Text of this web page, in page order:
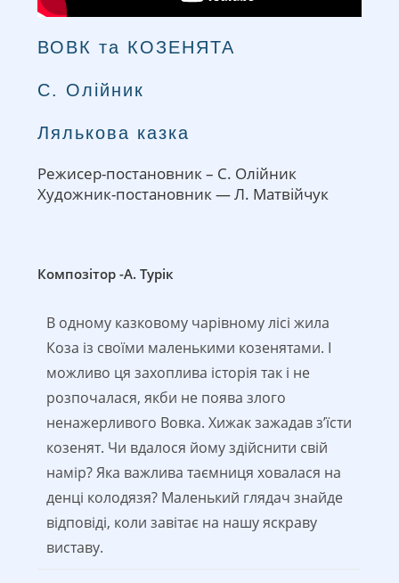
ВОВК та КОЗЕНЯТА
С. Олійник
Лялькова казка
Режисер-постановник – С. Олійник
Художник-постановник — Л. Матвійчук
Композітор -А. Турік
В одному казковому чарівному лісі жила
Коза із своїми маленькими козенятами. І
можливо ця захоплива історія так і не
розпочалася, якби не поява злого
ненажерливого Вовка. Хижак зажадав з’їсти
козенят. Чи вдалося йому здійснити свій
намір? Яка важлива таємниця ховалася на
денці колодязя? Маленький глядач знайде
відповіді, коли завітає на нашу яскраву
виставу.